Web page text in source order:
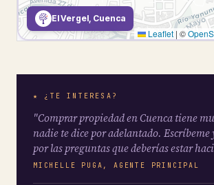
Leaflet | ©
El Vergel, Cuenca
★ ¿TE INTERESA?
"Comprar propiedad en Cuenca tiene
nadie te dice por adelantado. Escríbeme
por las preguntas que deberías estar
MICHELLE PUGA, AGENTE PRINCIPAL